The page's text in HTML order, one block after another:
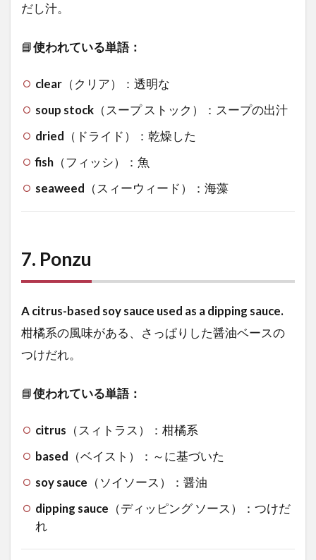
だし汁。
📘使われている単語：
clear （クリア）：透明な
soup stock （スープ ストック）：スープの出汁
dried （ドライド）：乾燥した
fish （フィッシ）：魚
seaweed （スィーウィード）：海藻
7. Ponzu
A citrus-based soy sauce used as a dipping sauce.
柑橘系の風味がある、さっぱりした醤油ベースの
つけだれ。
📘使われている単語：
citrus （スィトラス）：柑橘系
based （ベイスト）：～に基づいた
soy sauce （ソイソース）：醤油
dipping sauce （ディッピング ソース）：つけだ
れ